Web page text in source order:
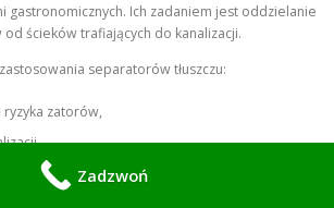
gastronomicznych. Ich zadaniem jest oddzielanie
ścieków trafiających do kanalizacji.
separatorów tłuszczu:
zatorów,
instalacji,
Zadzwoń